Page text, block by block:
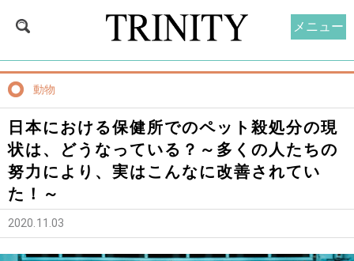
動物
日本における保健所でのペット殺処分の現
状は、どうなっている？～多くの人たちの
努力により、実はこんなに改善されてい
た！～
2020.11.03
メニュー